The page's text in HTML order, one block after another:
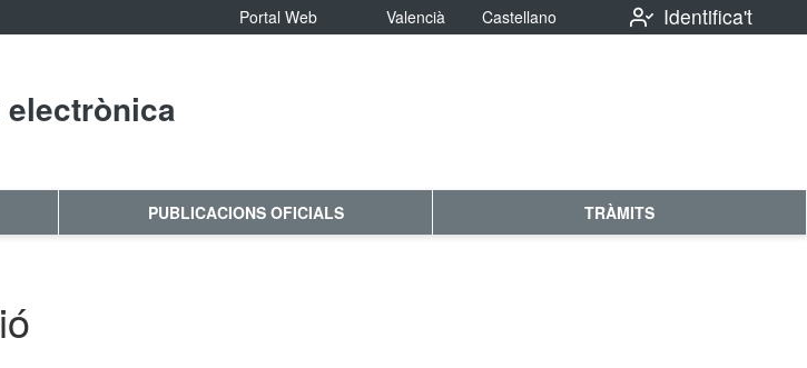
Portal Web Valencià Castellano Identifica't
electrònica
PUBLICACIONS OFICIALS TRÀMITS